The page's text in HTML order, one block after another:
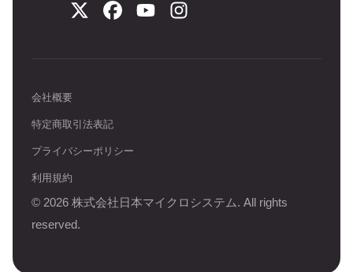
会社概要
特定商取引法表記
プライバシーポリシー
利用規約
© 2026 株式会社日本マイクロシステム. All rights
reserved.